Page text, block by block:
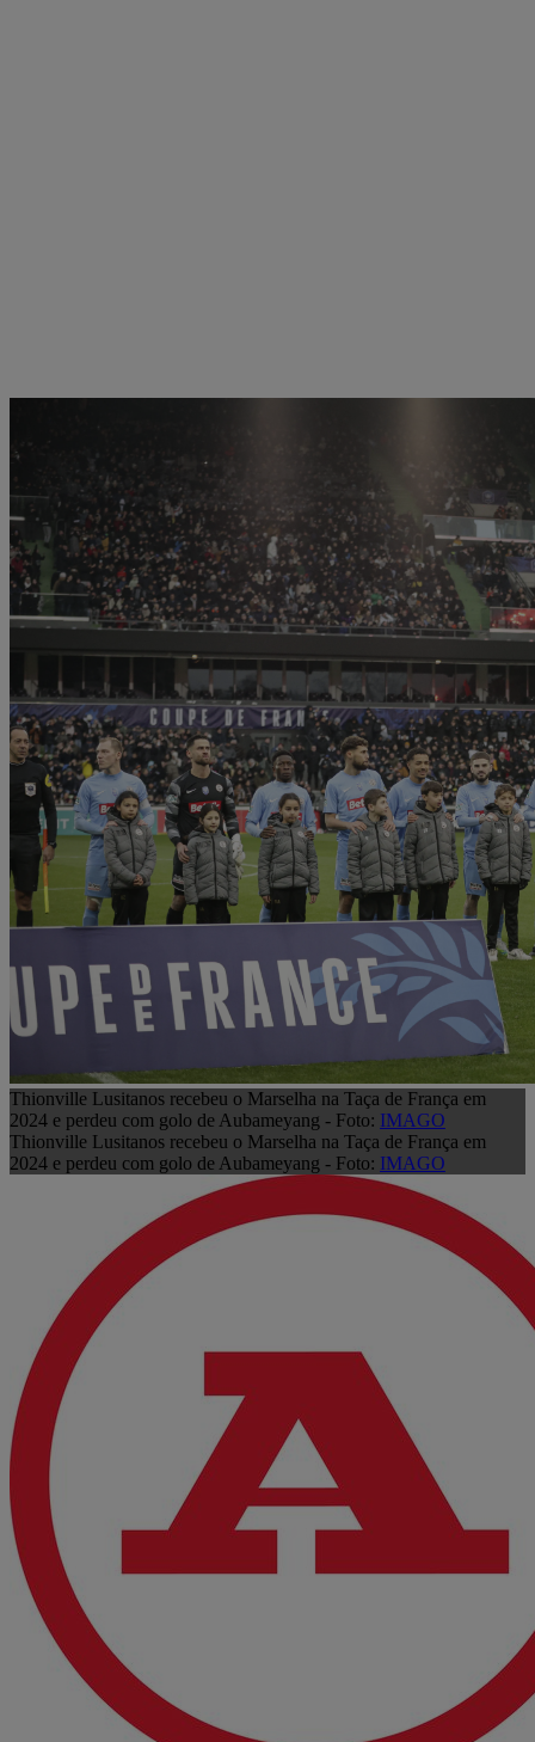
Thionville Lusitanos recebeu o Marselha na Taça de França em
2024 e perdeu com golo de Aubameyang - Foto: IMAGO
Thionville Lusitanos recebeu o Marselha na Taça de França em
2024 e perdeu com golo de Aubameyang - Foto: IMAGO